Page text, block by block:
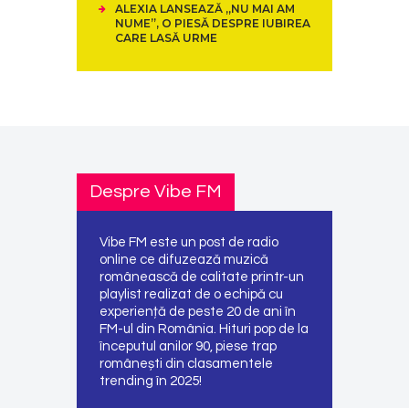
ALEXIA LANSEAZĂ „NU MAI AM
NUME”, O PIESĂ DESPRE IUBIREA
CARE LASĂ URME
Despre Vibe FM
Vibe FM este un post de radio
online ce difuzează muzică
românească de calitate printr-un
playlist realizat de o echipă cu
experiență de peste 20 de ani în
FM-ul din România. Hituri pop de la
începutul anilor 90, piese trap
românești din clasamentele
trending în 2025!